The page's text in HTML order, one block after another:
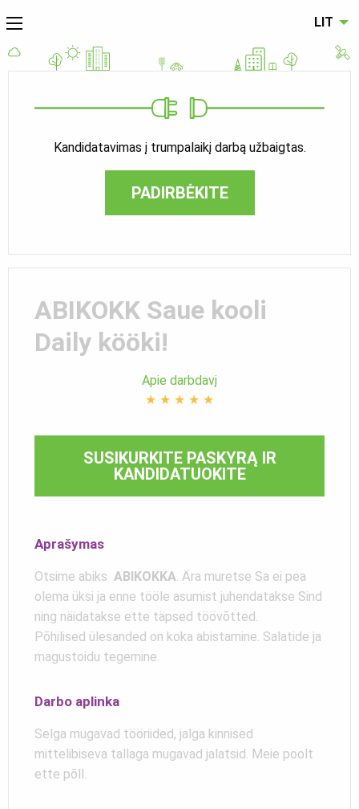
LIT
Kandidatavimas į trumpalaikį darbą užbaigtas.
PADIRBĖKITE
ABIKOKK Saue kooli
Daily kööki!
Apie darbdavį
★ ★ ★ ★ ★
SUSIKURKITE PASKYRĄ IR
KANDIDATUOKITE
Aprašymas
Otsime abiks ABIKOKKA . Ära muretse Sa ei pea
olema üksi ja enne tööle asumist juhendatakse Sind
ning näidatakse ette täpsed töövõtted.
Põhilised ülesanded on koka abistamine. Salatide ja
magustoidu tegemine.
Darbo aplinka
Selga mugavad tööriided, jalga kinnised
mittelibiseva tallaga mugavad jalatsid. Meie poolt
ette põll.